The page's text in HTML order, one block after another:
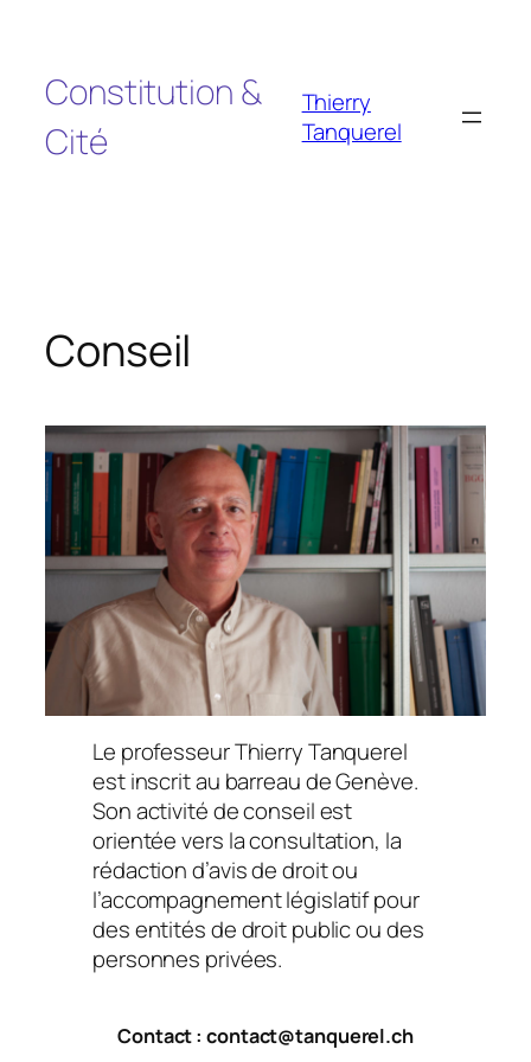
contenu
Constitution &
Cité
Thierry
Tanquerel
Conseil
Le professeur Thierry Tanquerel
est inscrit au barreau de Genève.
Son activité de conseil est
orientée vers la consultation, la
rédaction d’avis de droit ou
l’accompagnement législatif pour
des entités de droit public ou des
personnes privées.
Contact : contact@tanquerel.ch